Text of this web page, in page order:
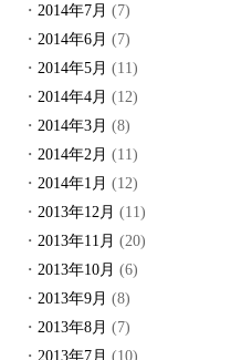
2014年7月 (7)
2014年6月 (7)
2014年5月 (11)
2014年4月 (12)
2014年3月 (8)
2014年2月 (11)
2014年1月 (12)
2013年12月 (11)
2013年11月 (20)
2013年10月 (6)
2013年9月 (8)
2013年8月 (7)
2013年7月 (10)